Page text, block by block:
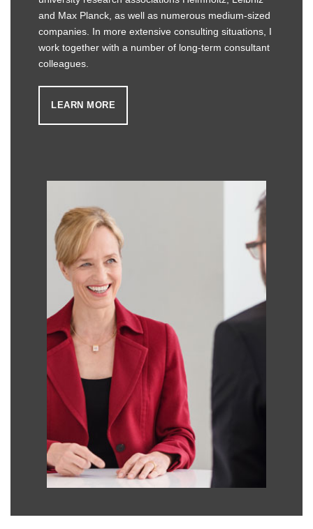
and Max Planck, as well as numerous medium-sized
companies. In more extensive consulting situations, I
work together with a number of long-term consultant
colleagues.
LEARN MORE